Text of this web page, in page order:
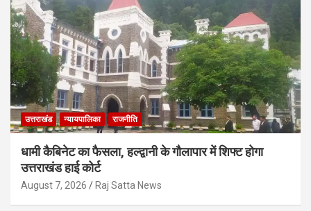
उत्तराखंड न्यायपालिका राजनीति
धामी कैबिनेट का फैसला, हल्द्वानी के गौलापार में शिफ्ट होगा
उत्तराखंड हाई कोर्ट
August 7, 2026 Raj Satta News